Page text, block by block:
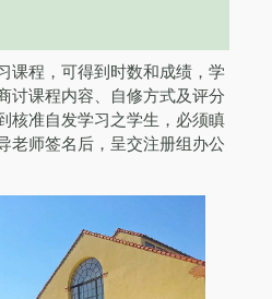
课程，可得到时数和成绩，学
讨课程内容、自修方式及评分
核准自发学习之学生，必须瞋
老师签名后，呈交注册组办公